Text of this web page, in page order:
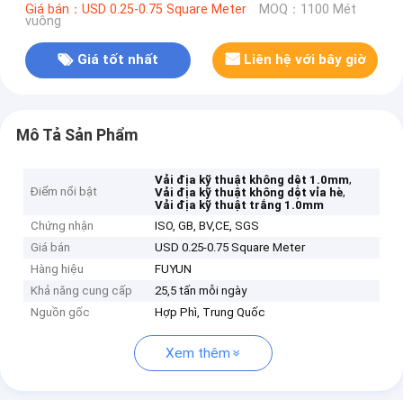
Giá bán：USD 0.25-0.75 Square Meter MOQ：1100 Mét
vuông
Giá tốt nhất Liên hệ với bây giờ
Mô Tả Sản Phẩm
Điểm nổi bật
Vải địa kỹ thuật không dệt 1.0mm,
Vải địa kỹ thuật không dệt vỉa hè,
Vải địa kỹ thuật trắng 1.0mm
Chứng nhận
ISO, GB, BV,CE, SGS
Giá bán
USD 0.25-0.75 Square Meter
Hàng hiệu
FUYUN
Khả năng cung cấp
25,5 tấn mỗi ngày
Nguồn gốc
Hợp Phì, Trung Quốc
Xem thêm